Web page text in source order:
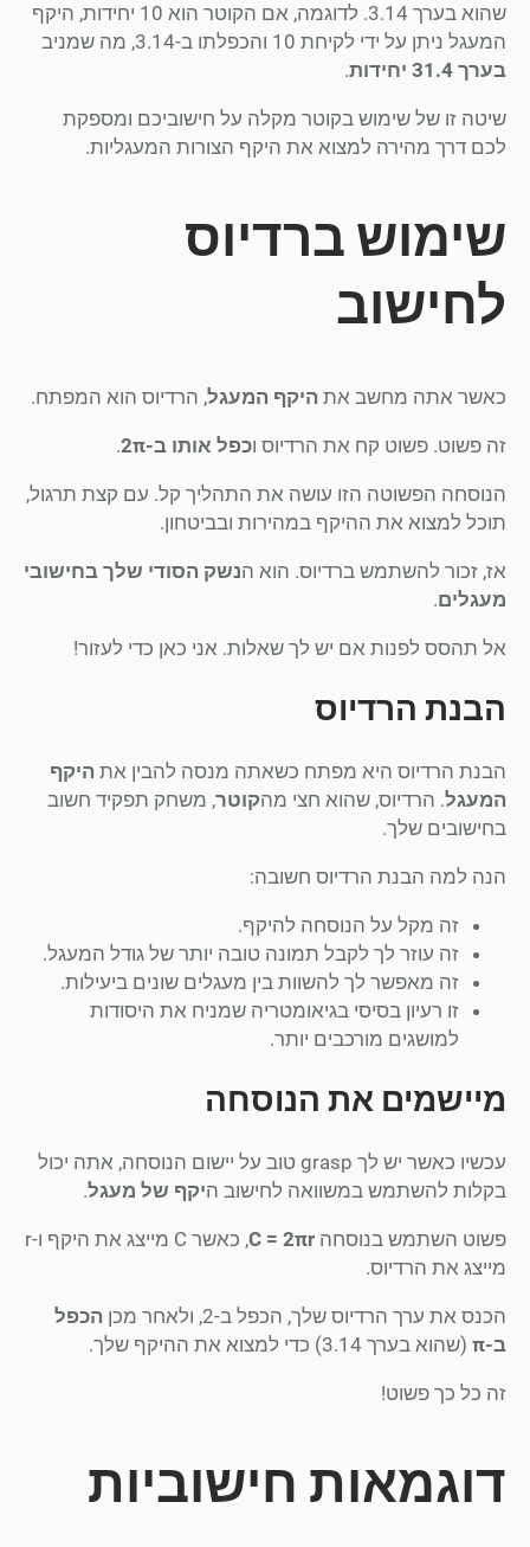
שהוא בערך 3.14. לדוגמה, אם הקוטר הוא 10 יחידות, היקף
המעגל ניתן על ידי לקיחת 10 והכפלתו ב-3.14, מה שמניב
בערך 31.4 יחידות
.
שיטה זו של שימוש בקוטר מקלה על חישוביכם ומספקת
לכם דרך מהירה למצוא את היקף הצורות המעגליות.
שימוש ברדיוס
לחישוב
כאשר אתה מחשב את היקף המעגל, הרדיוס הוא המפתח.
זה פשוט. פשוט קח את הרדיוס וכפל אותו ב-2π .
הנוסחה הפשוטה הזו עושה את התהליך קל. עם קצת תרגול,
תוכל למצוא את ההיקף במהירות ובביטחון.
אז, זכור להשתמש ברדיוס. הוא הנשק הסודי שלך בחישובי
מעגלים.
אל תהסס לפנות אם יש לך שאלות. אני כאן כדי לעזור!
הבנת הרדיוס
הבנת הרדיוס היא מפתח כשאתה מנסה להבין את היקף
המעגל. הרדיוס, שהוא חצי מהקוטר, משחק תפקיד חשוב
בחישובים שלך.
הנה למה הבנת הרדיוס חשובה:
זה מקל על הנוסחה להיקף.
זה עוזר לך לקבל תמונה טובה יותר של גודל המעגל.
זה מאפשר לך להשוות בין מעגלים שונים ביעילות.
זו רעיון בסיסי בגיאומטריה שמניח את היסודות
למושגים מורכבים יותר.
מיישמים את הנוסחה
עכשיו כאשר יש לך grasp טוב על יישום הנוסחה, אתה יכול
בקלות להשתמש במשוואה לחישוב היקף של מעגל.
פשוט השתמש בנוסחה C = 2πr
, כאשר C מייצג את היקף ו-r
מייצג את הרדיוס.
הכנס את ערך הרדיוס שלך, הכפל ב-2, ולאחר מכן
הכפל
ב-π
(שהוא בערך 3.14) כדי למצוא את ההיקף שלך.
זה כל כך פשוט!
דוגמאות חישוביות